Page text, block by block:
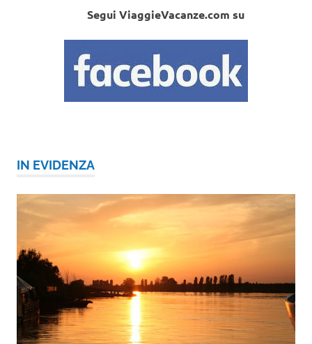
Segui ViaggieVacanze.com su
IN EVIDENZA